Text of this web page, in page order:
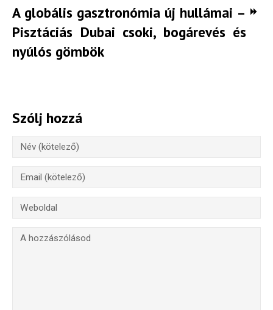
A globális gasztronómia új hullámai –
Pisztáciás Dubai csoki, bogárevés és
nyúlós gömbök
Szólj hozzá